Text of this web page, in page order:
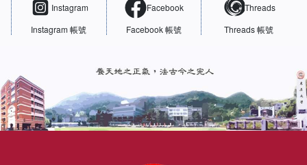
Instagram
Instagram 帳號
Facebook
Facebook 帳號
Threads
Threads 帳號